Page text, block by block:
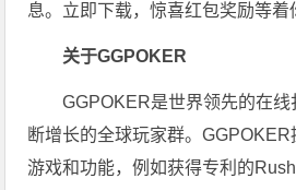
息。立即下载，惊喜红包奖励等着
关于GGPOKER
GGPOKER是世界领先的在
断增长的全球玩家群。
游戏和功能，例如获得专利的